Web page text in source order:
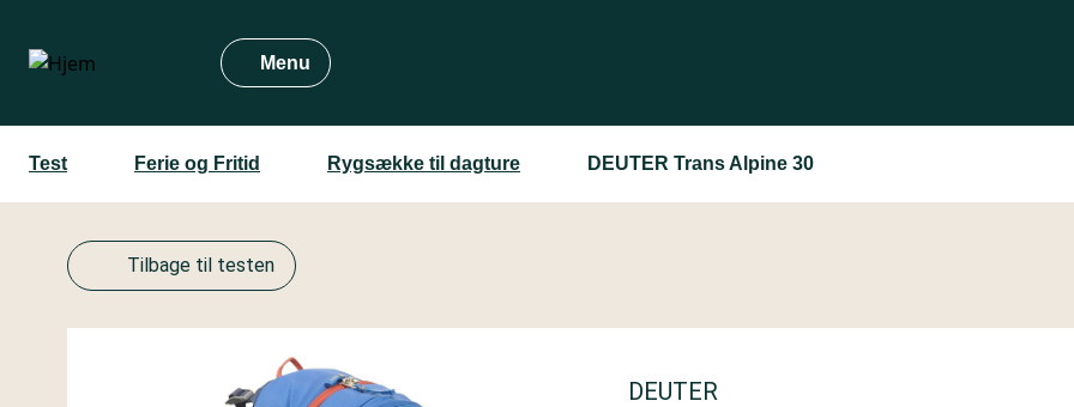
hovedindhold
Menu
Test Ferie og Fritid Rygsække til dagture DEUTER Trans Alpine 30
Tilbage til testen
DEUTER